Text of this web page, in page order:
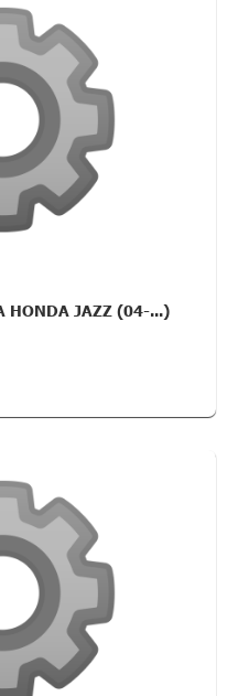
JAZZ (04-...)